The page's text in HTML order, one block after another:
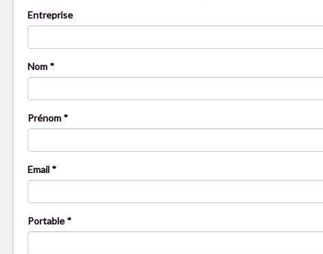
Entreprise
Nom *
Prénom *
Email *
Portable *